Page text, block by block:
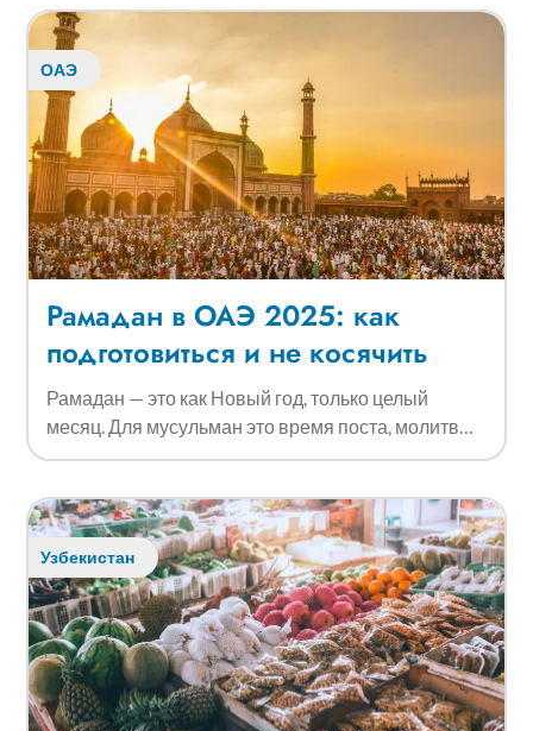
ОАЭ
Рамадан в ОАЭ 2025: как
подготовиться и не косячить
Рамадан — это как Новый год, только целый
месяц. Для мусульман это время поста, молитв…
Узбекистан